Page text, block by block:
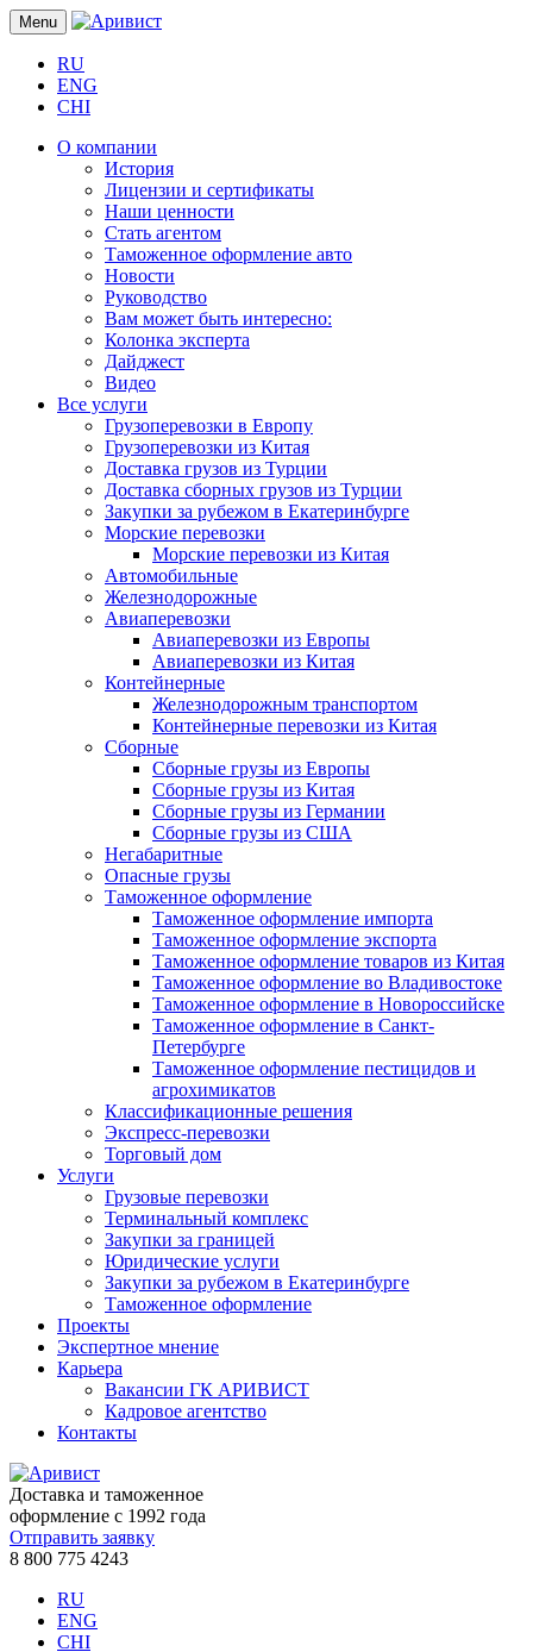
Menu
RU
ENG
CHI
О компании
История
Лицензии и сертификаты
Наши ценности
Стать агентом
Таможенное оформление авто
Новости
Руководство
Вам может быть интересно:
Колонка эксперта
Дайджест
Видео
Все услуги
Грузоперевозки в Европу
Грузоперевозки из Китая
Доставка грузов из Турции
Доставка сборных грузов из Турции
Закупки за рубежом в Екатеринбурге
Морские перевозки
Морские перевозки из Китая
Автомобильные
Железнодорожные
Авиаперевозки
Авиаперевозки из Европы
Авиаперевозки из Китая
Контейнерные
Железнодорожным транспортом
Контейнерные перевозки из Китая
Сборные
Сборные грузы из Европы
Сборные грузы из Китая
Сборные грузы из Германии
Сборные грузы из США
Негабаритные
Опасные грузы
Таможенное оформление
Таможенное оформление импорта
Таможенное оформление экспорта
Таможенное оформление товаров из Китая
Таможенное оформление во Владивостоке
Таможенное оформление в Новороссийске
Таможенное оформление в Санкт-
Петербурге
Таможенное оформление пестицидов и
агрохимикатов
Классификационные решения
Экспресс-перевозки
Торговый дом
Услуги
Грузовые перевозки
Терминальный комплекс
Закупки за границей
Юридические услуги
Закупки за рубежом в Екатеринбурге
Таможенное оформление
Проекты
Экспертное мнение
Карьера
Вакансии ГК АРИВИСТ
Кадровое агентство
Контакты
Доставка и таможенное
оформление с 1992 года
Отправить заявку
8 800 775 4243
RU
ENG
CHI